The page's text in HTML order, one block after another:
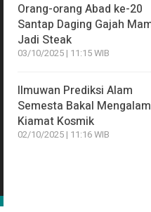
Orang-orang Abad ke-20
Santap Daging Gajah
Jadi Steak
03/10/2025 | 11:15 WIB
Ilmuwan Prediksi Alam
Semesta Bakal
Kiamat Kosmik
02/10/2025 | 11:16 WIB